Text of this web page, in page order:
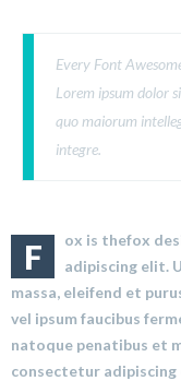
Every Font
Lorem ipsum dolor
quo maiorum
integre.
F
ox is thefox
adipiscing elit.
massa, eleifend et
vel ipsum faucibus
natoque penatibus et
consectetur adipiscing